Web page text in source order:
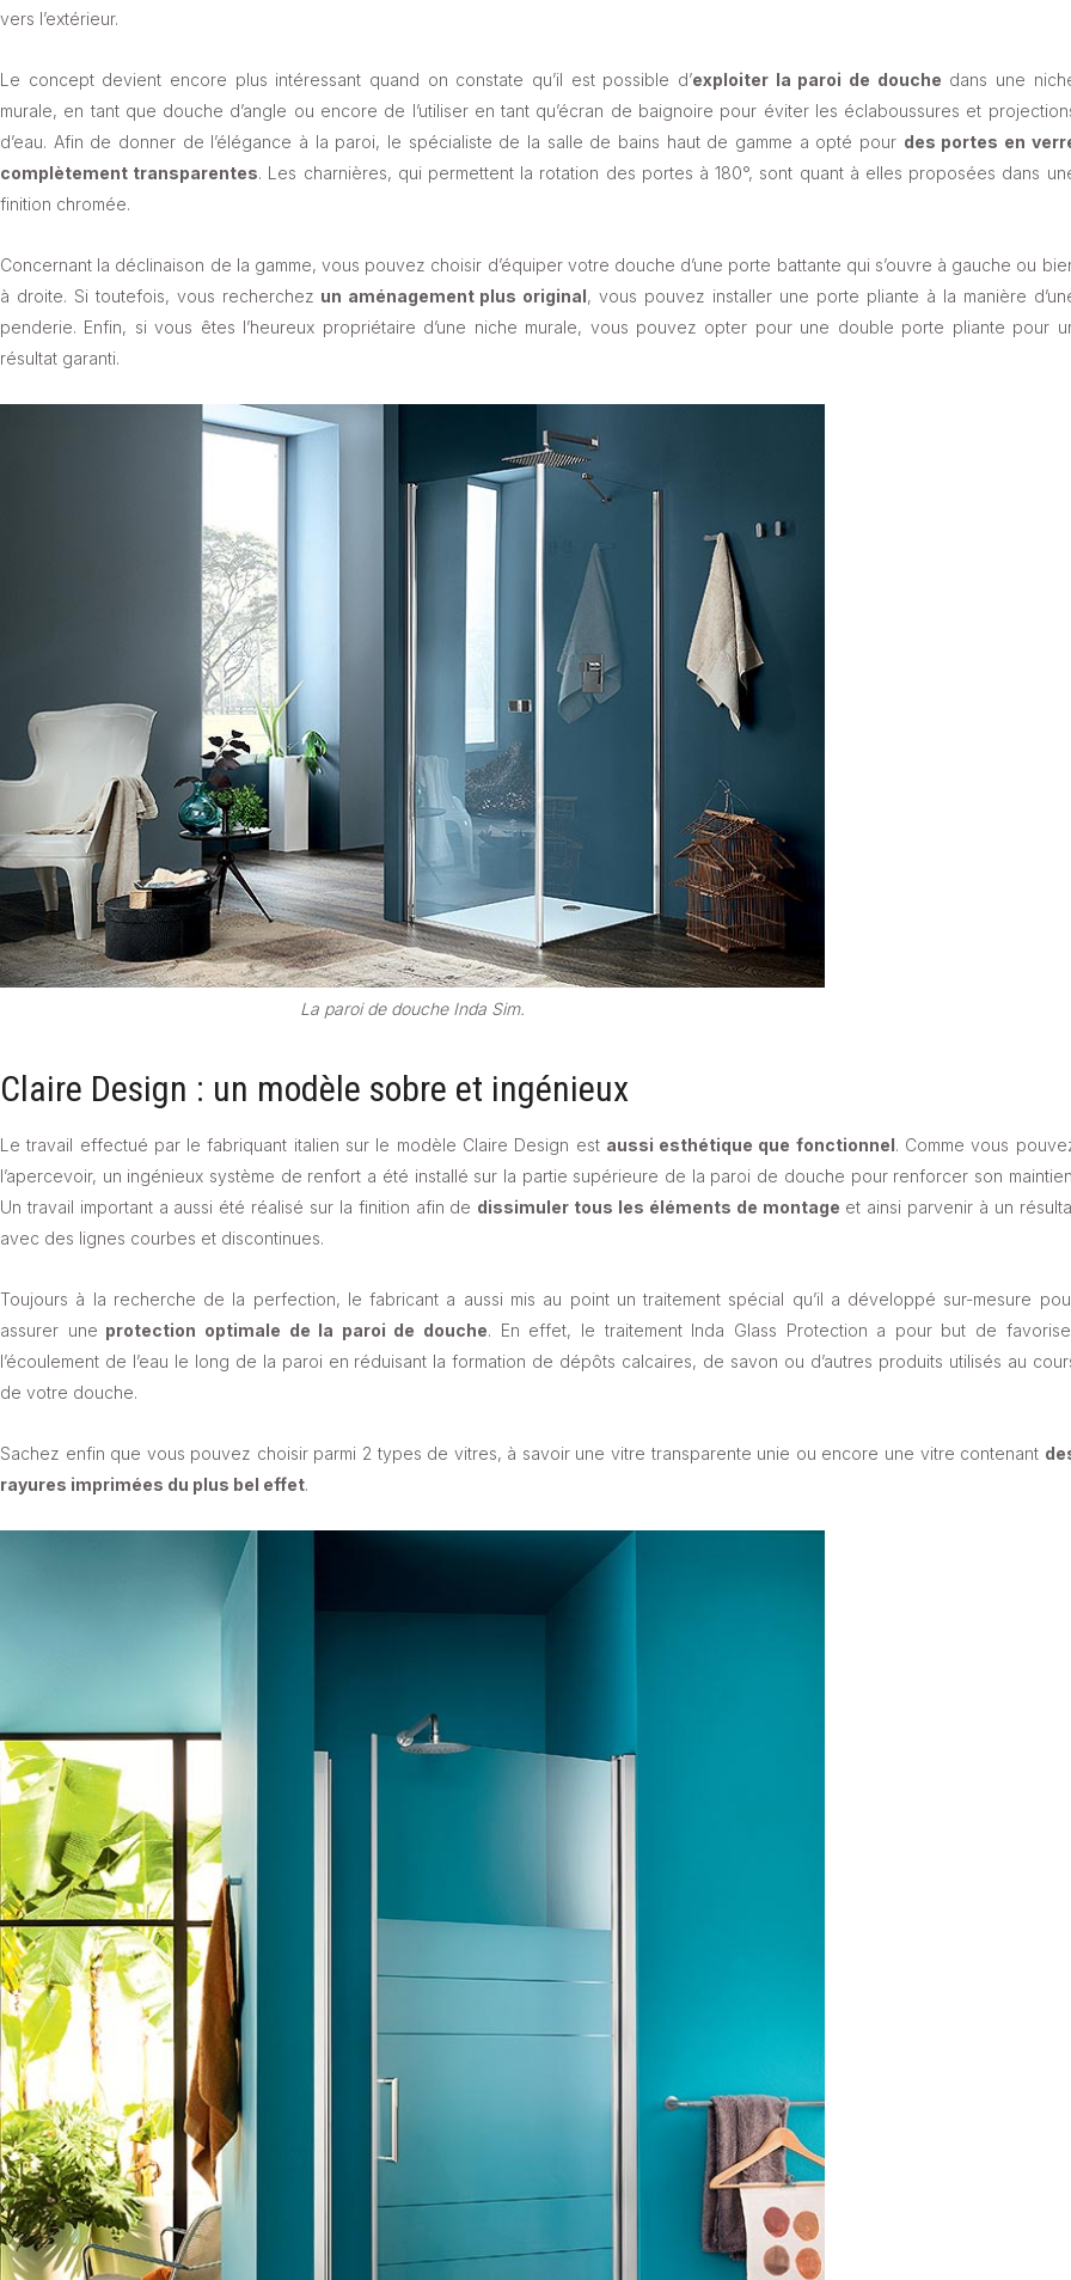
vers l’extérieur.
Le concept devient encore plus intéressant quand on constate qu’il est possible d’exploiter la paroi de douche dans une
murale, en tant que douche d’angle ou encore de l’utiliser en tant qu’écran de baignoire pour éviter les éclaboussures et
d’eau. Afin de donner de l’élégance à la paroi, le spécialiste de la salle de bains haut de gamme a opté pour des portes en
complètement transparentes. Les charnières, qui permettent la rotation des portes à 180°, sont quant à elles proposées dans
finition chromée.
Concernant la déclinaison de la gamme, vous pouvez choisir d’équiper votre douche d’une porte battante qui s’ouvre à gauche ou
à droite. Si toutefois, vous recherchez un aménagement plus original, vous pouvez installer une porte pliante à la manière
penderie. Enfin, si vous êtes l’heureux propriétaire d’une niche murale, vous pouvez opter pour une double porte pliante pour
résultat garanti.
La paroi de douche Inda Sim.
Claire Design : un modèle sobre et ingénieux
Le travail effectué par le fabriquant italien sur le modèle Claire Design est aussi esthétique que fonctionnel. Comme vous
l’apercevoir, un ingénieux système de renfort a été installé sur la partie supérieure de la paroi de douche pour renforcer son
Un travail important a aussi été réalisé sur la finition afin de dissimuler tous les éléments de montage et ainsi parvenir à un
avec des lignes courbes et discontinues.
Toujours à la recherche de la perfection, le fabricant a aussi mis au point un traitement spécial qu’il a développé sur-mesure
assurer une protection optimale de la paroi de douche. En effet, le traitement Inda Glass Protection a pour but de
l’écoulement de l’eau le long de la paroi en réduisant la formation de dépôts calcaires, de savon ou d’autres produits utilisés au
de votre douche.
Sachez enfin que vous pouvez choisir parmi 2 types de vitres, à savoir une vitre transparente unie ou encore une vitre contenant
rayures imprimées du plus bel effet.